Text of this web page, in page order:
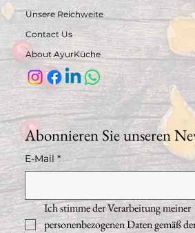
Abonnieren Sie unseren
E-Mail *
Ich stimme der Verarbeitung meiner
About AyurKüche
Unsere Reichweite
Contact Us